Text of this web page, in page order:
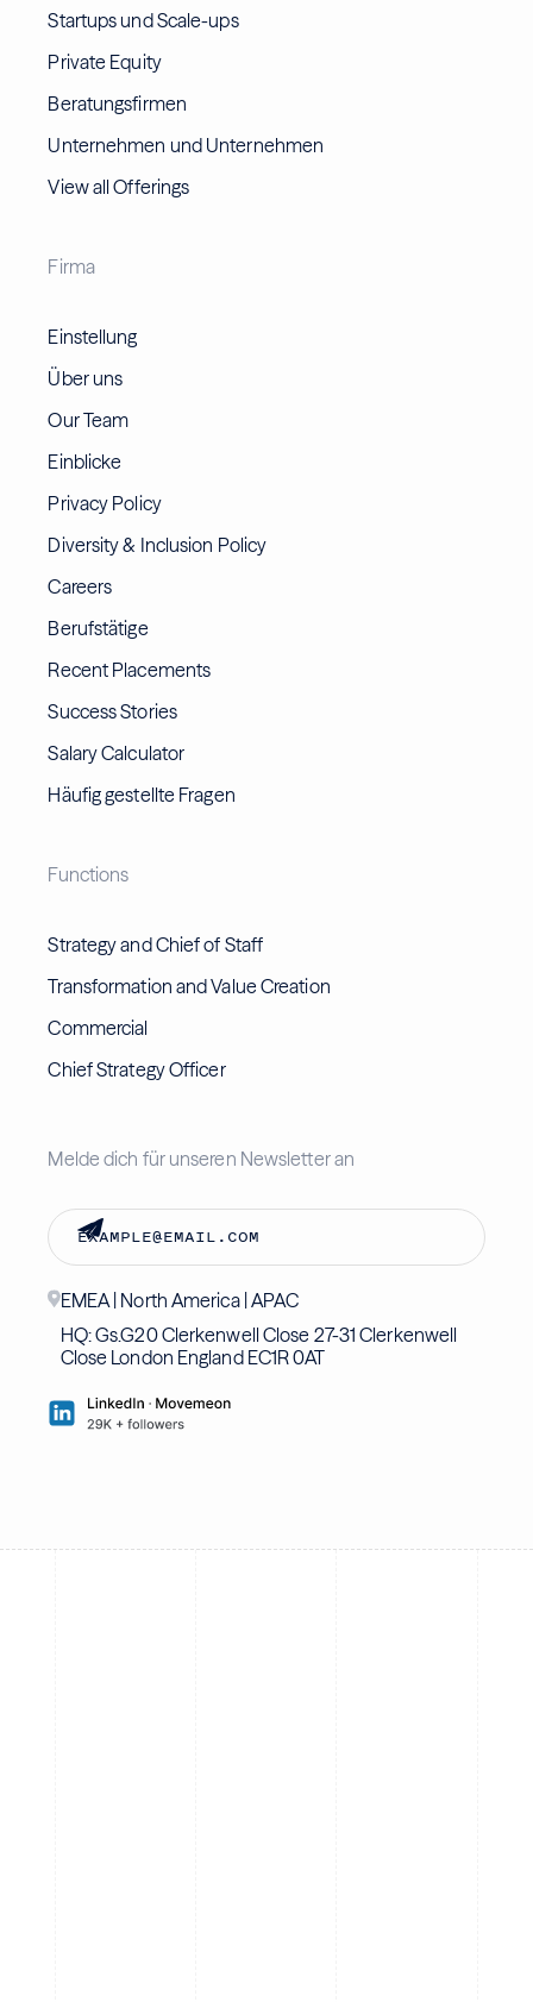
Startups und Scale-ups
Private Equity
Beratungsfirmen
Unternehmen und Unternehmen
View all Offerings
Firma
Einstellung
Über uns
Our Team
Einblicke
Privacy Policy
Diversity & Inclusion Policy
Careers
Berufstätige
Recent Placements
Success Stories
Salary Calculator
Häufig gestellte Fragen
Functions
Strategy and Chief of Staff
Transformation and Value Creation
Commercial
Chief Strategy Officer
Melde dich für unseren Newsletter an
EMEA | North America | APAC
HQ: Gs.G20 Clerkenwell Close 27-31 Clerkenwell
Close London England EC1R 0AT